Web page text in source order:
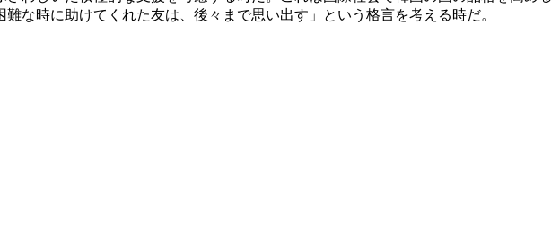
な時に助けてくれた友は、後々まで思い出す」という格言を考える時だ。